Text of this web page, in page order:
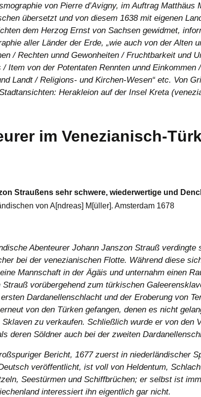
von Pierre d’Avigny, im Auftrag Matthäus
übersetzt und von diesem 1638 mit eigenen
dem Herzog Ernst von Sachsen gewidmet,
aller Länder der Erde, „wie auch von der Alten
/ Rechten unnd Gewonheiten / Fruchtbarkeit und
/ Item von der Potentaten Rennten unnd Einkommen
Landt / Religions- und Kirchen-Wesen“ etc. Von
Herakleion auf der Insel Kreta
im Venezianisch-
Straußens sehr schwere, wiederwertige und
von A[ndreas] M[üller]. Amsterdam 1678
Abenteurer Johann Janszon Strauß verdingte
bei der venezianischen Flotte. Während diese
Mannschaft in der Ägäis und unternahm einen
Strauß vorübergehend zum türkischen
Dardanellenschlacht und der Eroberung von
von den Türken gefangen, denen es nicht
Sklaven zu verkaufen. Schließlich wurde er von den
deren Söldner auch bei der zweiten
Bericht, 1677 zuerst in niederländischer
veröffentlicht, ist voll von Heldentum,
Seestürmen und Schiffbrüchen; er selbst ist
interessiert ihn eigentlich gar nicht.